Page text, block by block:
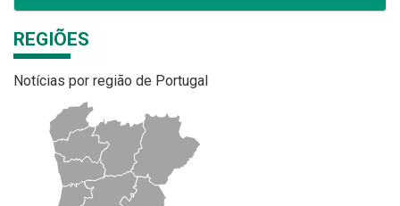
REGIÕES
Notícias por região de Portugal